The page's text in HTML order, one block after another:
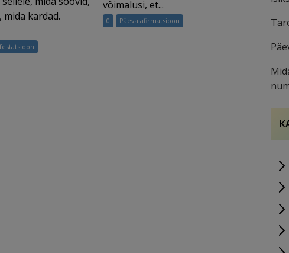
mida kardad.
võimalusi, et...
0 Päeva afirmatsioon